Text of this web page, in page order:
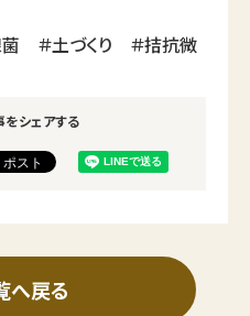
＃土づくり ＃拮抗微
をシェアする
へ戻る